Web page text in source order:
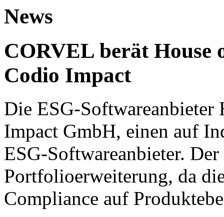
News
CORVEL berät House
Codio Impact
Die ESG-
Impact GmbH, einen auf
ESG-Softwareanbieter.
Portfolioerweiterung, da
Compliance auf